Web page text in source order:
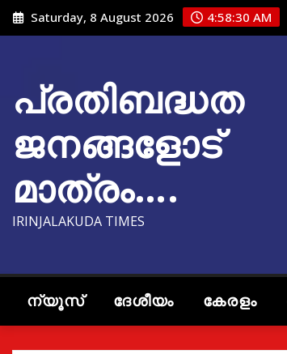
Skip
to
Saturday, 8 August 2026 4:58:31 AM
പ്രതിബദ്ധത
ജനങ്ങളോട്
മാത്രം….
IRINJALAKUDA TIMES
ന്യൂസ് ദേശീയം കേരളം